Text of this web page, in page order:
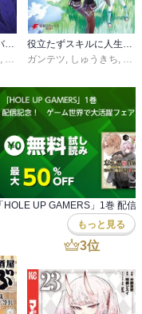
異世界チートサバイバル飯
ガンテツ
しゅうきち
もっと見る
3位